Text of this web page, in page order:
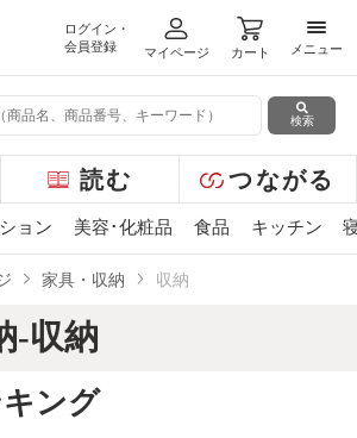
ログイン・
会員登録
マイページ カート
メニ
メニュー
検索
読む つながる
ョン 美容･化粧品 食品 キッチン
家具・収納 収納
-収納
ング